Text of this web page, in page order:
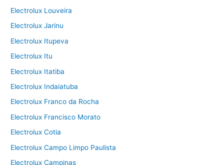
Electrolux Louveira
Electrolux Jarinu
Electrolux Itupeva
Electrolux Itu
Electrolux Itatiba
Electrolux Indaiatuba
Electrolux Franco da Rocha
Electrolux Francisco Morato
Electrolux Cotia
Electrolux Campo Limpo Paulista
Electrolux Campinas